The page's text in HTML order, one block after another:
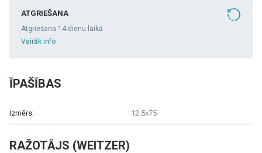
RAŽOTĀJS (WEITZER)
ATGRIEŠANA
Atgriešana 14 dienu laikā
Vairāk info
ĪPAŠĪBAS
Izmērs: 12.5x75